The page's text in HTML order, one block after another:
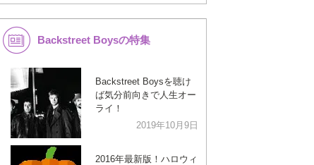
Backstreet Boysの特集
Backstreet Boysを聴け
ば気分前向きで人生オー
ライ！
2019年10月9日
2016年最新版！ハロウィ